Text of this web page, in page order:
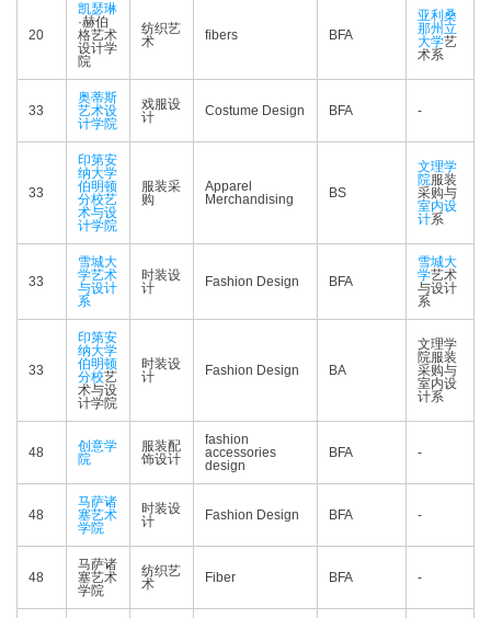
20
凯瑟琳
·赫伯
格艺术
设计学
院
纺织艺
术
fibers BFA
亚利桑
那州立
大学艺
术系
33
奥蒂斯
艺术设
计学院
戏服设
计
Costume Design BFA -
33
印第安
纳大学
伯明顿
分校艺
术与设
计学院
服装采
购
Apparel
Merchandising
BS
文理学
院服装
采购与
室内设
计系
33
雪城大
学艺术
与设计
系
时装设
计
Fashion Design BFA
雪城大
学艺术
与设计
系
33
印第安
纳大学
伯明顿
分校艺
术与设
计学院
时装设
计
Fashion Design BA
文理学
院服装
采购与
室内设
计系
48
创意学
院
服装配
饰设计
fashion
accessories
design
BFA -
48
马萨诸
塞艺术
学院
时装设
计
Fashion Design BFA -
48
马萨诸
塞艺术
学院
纺织艺
术
Fiber BFA -